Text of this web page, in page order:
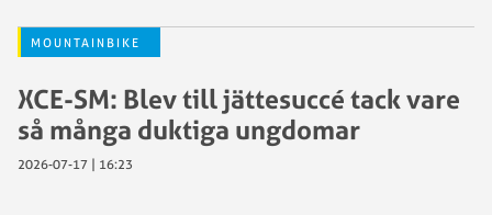
MOUNTAINBIKE
XCE-SM: Blev till jättesuccé tack vare
så många duktiga ungdomar
2026-07-17 | 16:23